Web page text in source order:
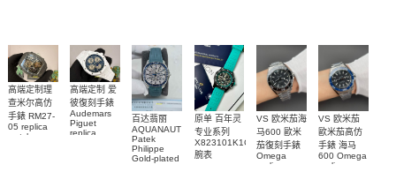
watch
diamonds
m126508-
0003腕表
011復刻手錶
腕表
高端定制理
查米尔高仿
手錶 RM27-
05 replica
watch
高端定制 爱
彼復刻手錶
Audemars
Piguet
replica
26579CB.OO.1225CB.01
百达翡丽
AQUANAUT
Patek
Philippe
Gold-plated
原单 百年灵
专业系列
X823101K1C1S1
腕表
VS 欧米茄海
马600 歐米
茄復刻手錶
Omega
replica
VS 欧米茄
歐米茄高仿
手錶 海马
600 Omega
replica